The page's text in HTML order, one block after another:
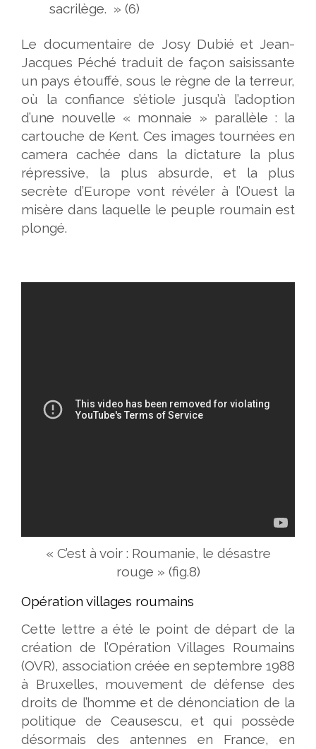
sacrilège. » (6)
Le documentaire de Josy Dubié et Jean-
Jacques Péché traduit de façon saisissante
un pays étouffé, sous le règne de la terreur,
où la confiance s’étiole jusqu’à l’adoption
d’une nouvelle « monnaie » parallèle : la
cartouche de Kent. Ces images tournées en
camera cachée dans la dictature la plus
répressive, la plus absurde, et la plus
secrète d’Europe vont révéler à l’Ouest la
misère dans laquelle le peuple roumain est
plongé.
« C’est à voir : Roumanie, le désastre
rouge » (fig.8)
Opération villages roumains
Cette lettre a été le point de départ de la
création de l’Opération Villages Roumains
(OVR), association créée en septembre 1988
à Bruxelles, mouvement de défense des
droits de l’homme et de dénonciation de la
politique de Ceausescu, et qui possède
désormais des antennes en France, en